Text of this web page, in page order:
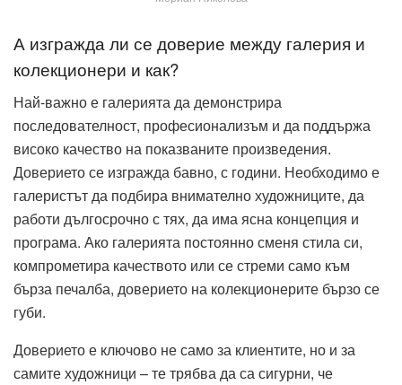
А изгражда ли се доверие между галерия и
колекционери и как?
Най-важно е галерията да демонстрира
последователност, професионализъм и да поддържа
високо качество на показваните произведения.
Доверието се изгражда бавно, с години. Необходимо е
галеристът да подбира внимателно художниците, да
работи дългосрочно с тях, да има ясна концепция и
програма. Ако галерията постоянно сменя стила си,
компрометира качеството или се стреми само към
бърза печалба, доверието на колекционерите бързо се
губи.
Доверието е ключово не само за клиентите, но и за
самите художници – те трябва да са сигурни, че